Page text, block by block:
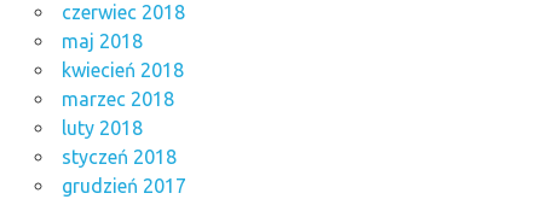
czerwiec 2018
maj 2018
kwiecień 2018
marzec 2018
luty 2018
styczeń 2018
grudzień 2017